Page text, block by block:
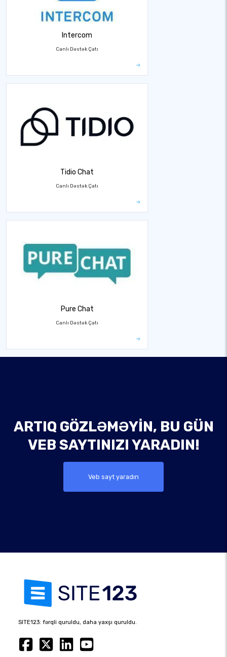
Intercom
Canlı Dəstək Çatı
Tidio Chat
Canlı Dəstək Çatı
Pure Chat
Canlı Dəstək Çatı
ARTIQ GÖZLƏMƏYIN, BU GÜN
VEB SAYTINIZI YARADIN!
Veb sayt yaradın
SITE123: fərqli quruldu, daha yaxşı quruldu.